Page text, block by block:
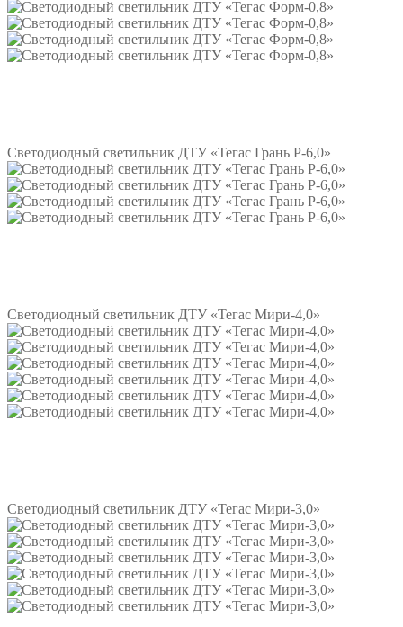
Светодиодный светильник ДТУ «Тегас Грань Р-6,0»
Светодиодный светильник ДТУ «Тегас Мири-4,0»
Светодиодный светильник ДТУ «Тегас Мири-3,0»